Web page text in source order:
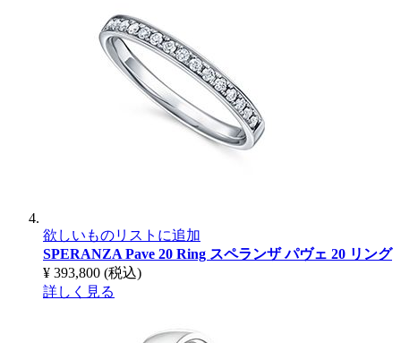
欲しいものリストに追加
SPERANZA Pave 20 Ring スペランザ パヴェ 20 リング
¥ 393,800 (税込)
詳しく見る